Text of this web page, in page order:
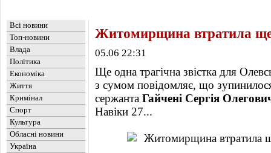
Всі новини
Топ-новини
Влада
Політика
Економіка
Життя
Кримінал
Спорт
Культура
Обласні новини
Україна
Житомирщина втратила ще
05.06 22:31
Ще одна трагічна звістка для
з сумом повідомляє, що
сержанта Гайчені Сергія
Навіки 27...